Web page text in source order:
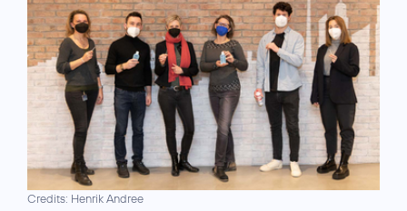
Credits: Henrik Andree